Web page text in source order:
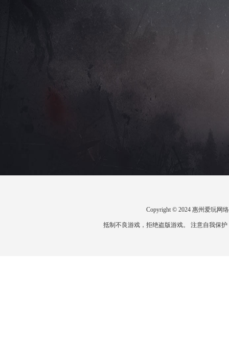
Copyright © 2024 惠州爱玩网
抵制不良游戏，拒绝盗版游戏。 注意自我保